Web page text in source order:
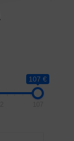
107 €